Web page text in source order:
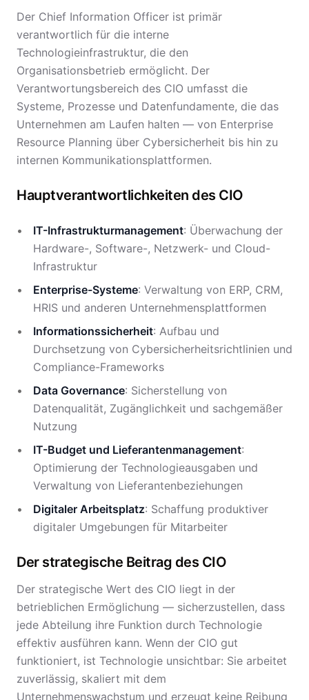
Der Chief Information Officer ist primär
verantwortlich für die interne
Technologieinfrastruktur, die den
Organisationsbetrieb ermöglicht. Der
Verantwortungsbereich des CIO umfasst die
Systeme, Prozesse und Datenfundamente, die das
Unternehmen am Laufen halten — von Enterprise
Resource Planning über Cybersicherheit bis hin zu
internen Kommunikationsplattformen.
Hauptverantwortlichkeiten des CIO
IT-Infrastrukturmanagement: Überwachung der
Hardware-, Software-, Netzwerk- und Cloud-
Infrastruktur
Enterprise-Systeme: Verwaltung von ERP, CRM,
HRIS und anderen Unternehmensplattformen
Informationssicherheit: Aufbau und
Durchsetzung von Cybersicherheitsrichtlinien und
Compliance-Frameworks
Data Governance: Sicherstellung von
Datenqualität, Zugänglichkeit und sachgemäßer
Nutzung
IT-Budget und Lieferantenmanagement:
Optimierung der Technologieausgaben und
Verwaltung von Lieferantenbeziehungen
Digitaler Arbeitsplatz: Schaffung produktiver
digitaler Umgebungen für Mitarbeiter
Der strategische Beitrag des CIO
Der strategische Wert des CIO liegt in der
betrieblichen Ermöglichung — sicherzustellen, dass
jede Abteilung ihre Funktion durch Technologie
effektiv ausführen kann. Wenn der CIO gut
funktioniert, ist Technologie unsichtbar: Sie arbeitet
zuverlässig, skaliert mit dem
Unternehmenswachstum und erzeugt keine Reibung